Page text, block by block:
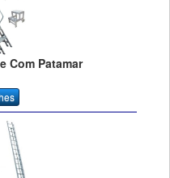
Com Patamar